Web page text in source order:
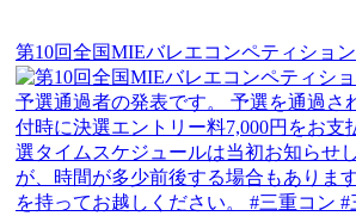
第10回全国MIEバレエコンペティション